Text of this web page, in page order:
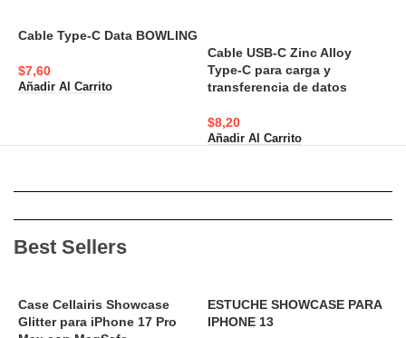
Cable Type-C Data BOWLING
$7,60
Añadir Al Carrito
Cable USB-C Zinc Alloy
Type-C para carga y
transferencia de datos
$8,20
Añadir Al Carrito
Best Sellers
Case Cellairis Showcase
Glitter para iPhone 17 Pro
ESTUCHE SHOWCASE PARA
IPHONE 13